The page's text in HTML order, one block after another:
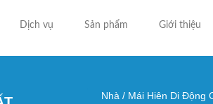
Dịch vụ Sản phẩm Giới thiệu
Nhà / Mái Hiên Di Động